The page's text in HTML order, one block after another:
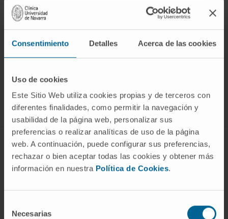
Consentimiento Detalles Acerca de las cookies
Uso de cookies
Este Sitio Web utiliza cookies propias y de terceros con
diferentes finalidades, como permitir la navegación y
usabilidad de la página web, personalizar sus
preferencias o realizar analíticas de uso de la página
web. A continuación, puede configurar sus preferencias,
rechazar o bien aceptar todas las cookies y obtener más
información en nuestra Política de Cookies.
Necesarias
¡Únete a nuestra comunidad!
ENFERMEDADES Y TRATAMIENTOS
Enfermedades
Cuidados en casa